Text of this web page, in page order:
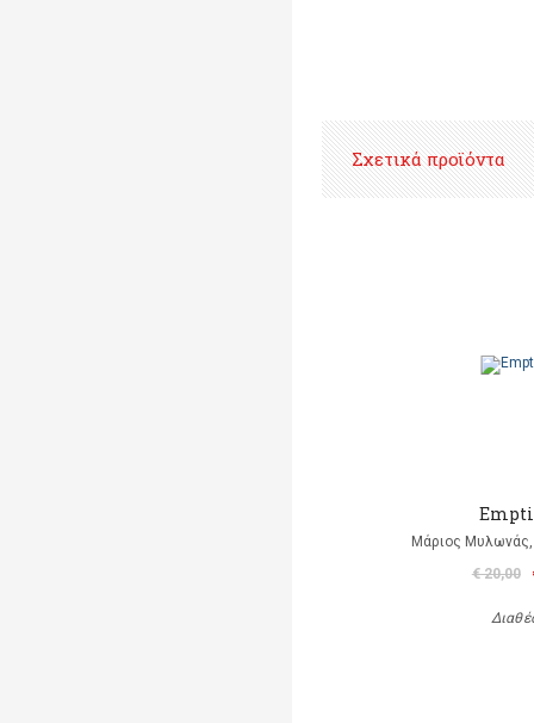
Σχετικά προϊόντα
Μάριος
€ 20,00